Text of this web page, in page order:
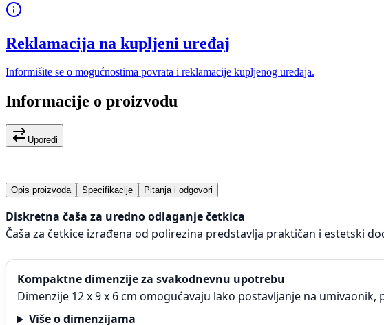
Reklamacija na kupljeni uređaj
Informišite se o mogućnostima povrata i reklamacije kupljenog uređaja.
Informacije o proizvodu
Uporedi
Opis proizvoda Specifikacije Pitanja i odgovori
Diskretna čaša za uredno odlaganje četkica
Čaša za četkice izrađena od polirezina predstavlja praktičan i estetski
Kompaktne dimenzije za svakodnevnu upotrebu
Dimenzije 12 x 9 x 6 cm omogućavaju lako postavljanje na
Više o dimenzijama